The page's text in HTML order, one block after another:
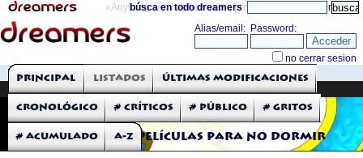
«Anything can happen and it probably will» directorio
búsca en todo dreamers
THE DREAMERS
Críticas: Películas
Películas para no dormir
Principal Listados Últimas modificaciones
Cronológico # Críticos # Público # Gritos
# Acumulado A-Z